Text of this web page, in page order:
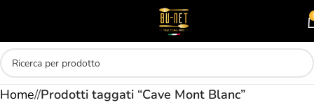
Home/ Prodotti taggati “Cave Mont Blanc”